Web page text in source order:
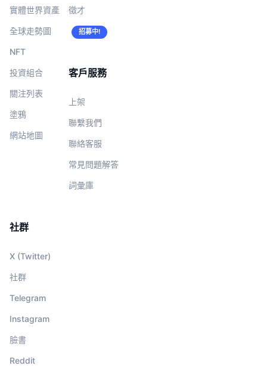
實體世界資產
全球走勢圖
NFT
投資組合
關注列表
塗鴉
網站地圖
徵才
招募中!
客戶服務
上架
聯繫我們
聯絡客服
常見問題解答
詞彙庫
社群
X (Twitter)
社群
Telegram
Instagram
臉書
Reddit